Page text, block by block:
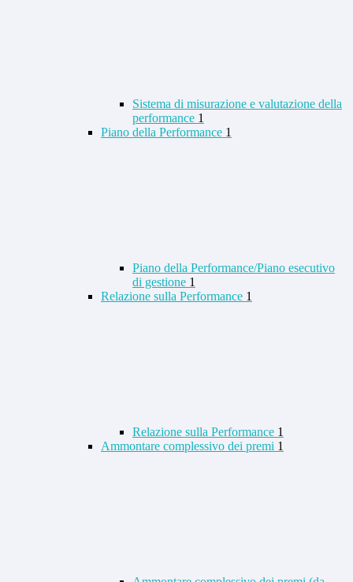
Sistema di misurazione e valutazione della
performance 1
Piano della Performance 1
Piano della Performance/Piano esecutivo
di gestione 1
Relazione sulla Performance 1
Relazione sulla Performance 1
Ammontare complessivo dei premi 1